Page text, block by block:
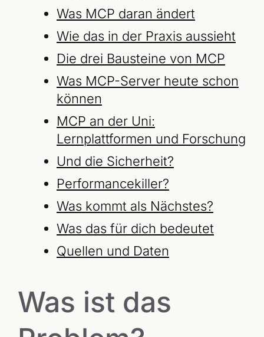
Was MCP daran ändert
Wie das in der Praxis aussieht
Die drei Bausteine von MCP
Was MCP-Server heute schon
können
MCP an der Uni:
Lernplattformen und Forschung
Und die Sicherheit?
Performancekiller?
Was kommt als Nächstes?
Was das für dich bedeutet
Quellen und Daten
Was ist das